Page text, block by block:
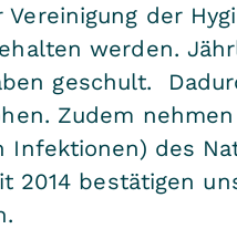
der
werden.
geschult.
Zudem
Infektionen) des
2014 bestätigen